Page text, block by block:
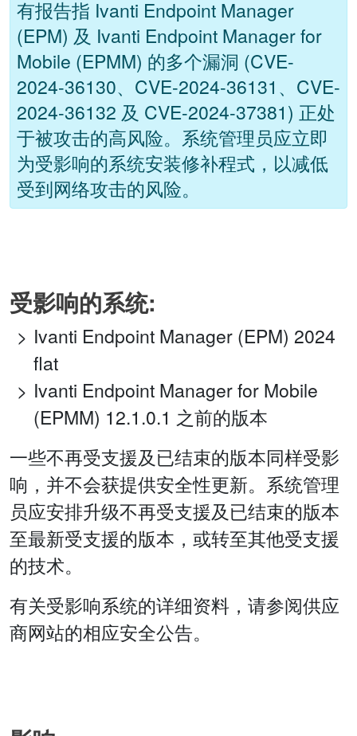
有报告指 Ivanti Endpoint Manager
(EPM) 及 Ivanti Endpoint Manager for
Mobile (EPMM) 的多个漏洞 (CVE-
2024-36130、CVE-2024-36131、CVE-
2024-36132 及 CVE-2024-37381) 正处
于被攻击的高风险。系统管理员应立即
为受影响的系统安装修补程式，以减低
受到网络攻击的风险。
受影响的系统:
Ivanti Endpoint Manager (EPM) 2024
flat
Ivanti Endpoint Manager for Mobile
(EPMM) 12.1.0.1 之前的版本
一些不再受支援及已结束的版本同样受影
响，并不会获提供安全性更新。系统管理
员应安排升级不再受支援及已结束的版本
至最新受支援的版本，或转至其他受支援
的技术。
有关受影响系统的详细资料，请参阅供应
商网站的相应安全公告。